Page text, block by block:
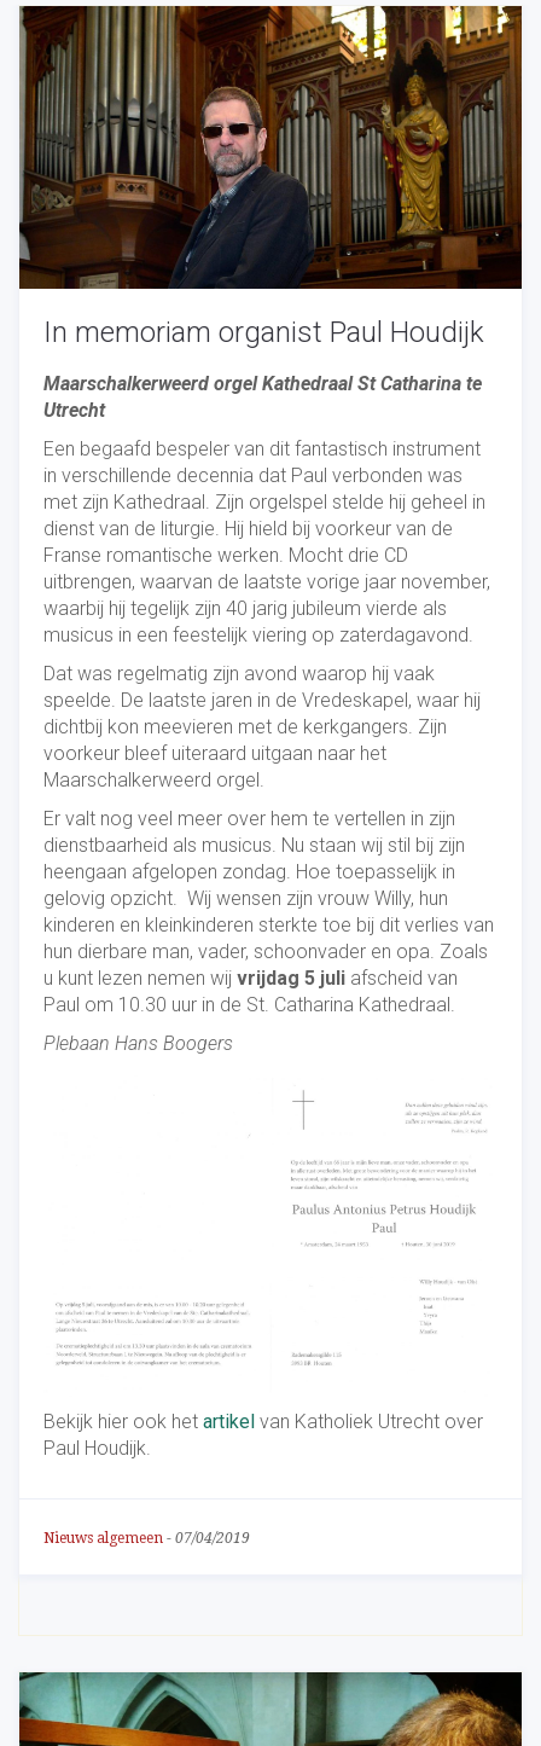
In memoriam organist Paul Houdijk
Maarschalkerweerd orgel Kathedraal St Catharina te
Utrecht
Een begaafd bespeler van dit fantastisch instrument
in verschillende decennia dat Paul verbonden was
met zijn Kathedraal. Zijn orgelspel stelde hij geheel in
dienst van de liturgie. Hij hield bij voorkeur van de
Franse romantische werken. Mocht drie CD
uitbrengen, waarvan de laatste vorige jaar november,
waarbij hij tegelijk zijn 40 jarig jubileum vierde als
musicus in een feestelijk viering op zaterdagavond.
Dat was regelmatig zijn avond waarop hij vaak
speelde. De laatste jaren in de Vredeskapel, waar hij
dichtbij kon meevieren met de kerkgangers. Zijn
voorkeur bleef uiteraard uitgaan naar het
Maarschalkerweerd orgel.
Er valt nog veel meer over hem te vertellen in zijn
dienstbaarheid als musicus. Nu staan wij stil bij zijn
heengaan afgelopen zondag. Hoe toepasselijk in
gelovig opzicht. Wij wensen zijn vrouw Willy, hun
kinderen en kleinkinderen sterkte toe bij dit verlies van
hun dierbare man, vader, schoonvader en opa. Zoals
u kunt lezen nemen wij vrijdag 5 juli afscheid van
Paul om 10.30 uur in de St. Catharina Kathedraal.
Plebaan Hans Boogers
Bekijk hier ook het artikel van Katholiek Utrecht over
Paul Houdijk.
Nieuws algemeen - 07/04/2019